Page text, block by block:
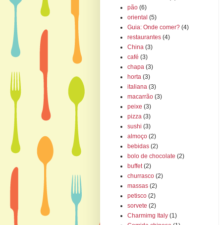
pão (6)
oriental (5)
Guia: Onde comer? (4)
restaurantes (4)
China (3)
café (3)
chapa (3)
horta (3)
italiana (3)
macarrão (3)
peixe (3)
pizza (3)
sushi (3)
almoço (2)
bebidas (2)
bolo de chocolate (2)
buffet (2)
churrasco (2)
massas (2)
petisco (2)
sorvete (2)
Charmimg Italy (1)